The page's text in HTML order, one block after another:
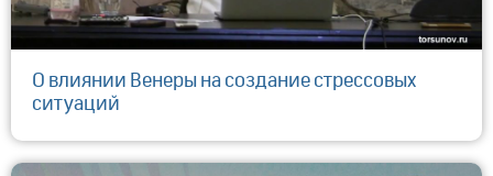
О влиянии Венеры на создание стрессовых
ситуаций